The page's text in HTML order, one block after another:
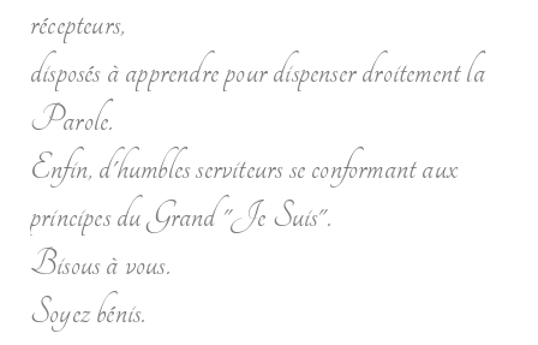
récepteurs,
disposés à apprendre pour dispenser droitement la
Parole.
Enfin, d'humbles serviteurs se conformant aux
principes du Grand "Je Suis".
Bisous à vous.
Soyez bénis.